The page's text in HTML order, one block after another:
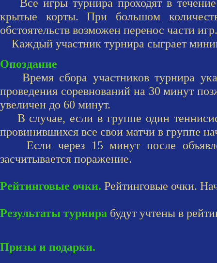
Все игры турнира проходят в
крытые корты. При большом
обстоятельств возможен перенос части игр.
Каждый участник турнира сыграет
Опоздание
Время сбора участников турнира
проведения соревнований на 30 минут
увеличен до 60 минут.
В случае, если в группе один
провинившихся все свои матчи в группе
Если через 15 минут после
засчитывается поражение.
Рейтинговые очки. Рейтинговые очки.
Результаты турнира будут учтены в
Призы и подарки.